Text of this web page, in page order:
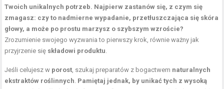
Twoich unikalnych potrzeb. Najpierw zastanów się, z czym się
zmagasz: czy to nadmierne wypadanie, przetłuszczająca się skóra
głowy, a może po prostu marzysz o szybszym wzroście?
Zrozumienie swojego wyzwania to pierwszy krok, równie ważny jak
przyjrzenie się składowi produktu
Jeśli celujesz w porost , szukaj preparatów z bogactwem naturalnych
ekstraktów roślinnych Pamiętaj jednak, by unikać tych z wysoką